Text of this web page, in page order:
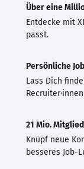
Über eine
Entdecke mit
passt.
Persönliche
Lass Dich
21 Mio.
Knüpf neue
besseres Job-